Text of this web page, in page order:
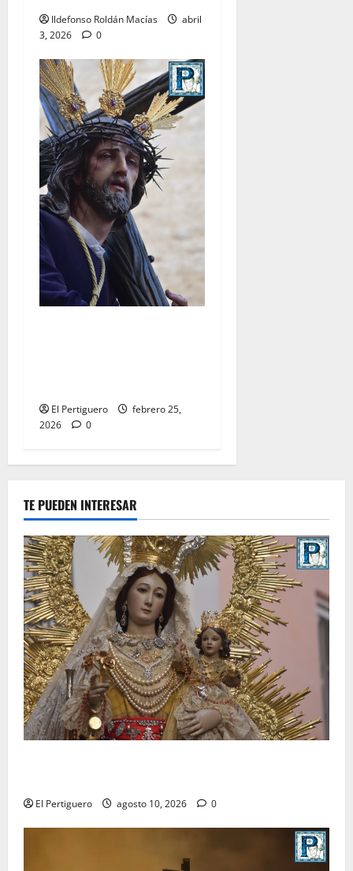
Ildefonso Roldán Macías
abril
3, 2026
0
El Pertiguero
febrero 25,
2026
0
TE PUEDEN INTERESAR
El Pertiguero agosto 10, 2026 0